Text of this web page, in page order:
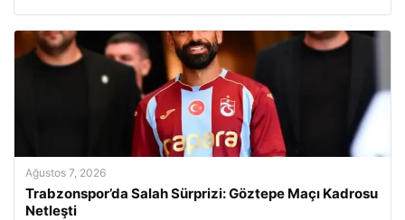
Ağustos 7, 2026
Trabzonspor’da Salah Sürprizi: Göztepe Maçı Kadrosu
Netleşti